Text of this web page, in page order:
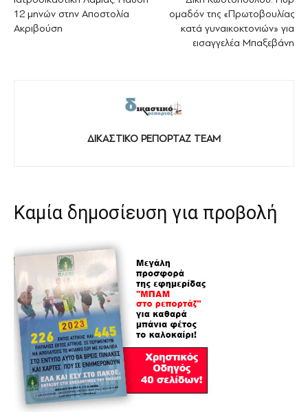
12 μηνών στην Αποστολία
Ακριβούση
ομαδόν της «Πρωτοβουλίας
κατά γυναικοκτονιών» για
εισαγγελέα Μπαξεβάνη
ΔΙΚΑΣΤΙΚΟ ΡΕΠΟΡΤΑΖ TEAM
Καμία δημοσίευση για προβολή